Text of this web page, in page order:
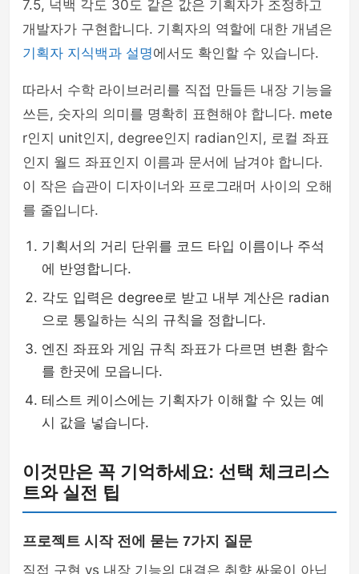
7.5, 넉백 각도 30도 같은 값은 기획자가 조정하고
개발자가 구현합니다. 기획자의 역할에 대한 개념은
기획자 지식백과 설명에서도 확인할 수 있습니다.
따라서 수학 라이브러리를 직접 만들든 내장 기능을
쓰든, 숫자의 의미를 명확히 표현해야 합니다. mete
r인지 unit인지, degree인지 radian인지, 로컬 좌표
인지 월드 좌표인지 이름과 문서에 남겨야 합니다.
이 작은 습관이 디자이너와 프로그래머 사이의 오해
를 줄입니다.
기획서의 거리 단위를 코드 타입 이름이나 주석
에 반영합니다.
각도 입력은 degree로 받고 내부 계산은 radian
으로 통일하는 식의 규칙을 정합니다.
엔진 좌표와 게임 규칙 좌표가 다르면 변환 함수
를 한곳에 모읍니다.
테스트 케이스에는 기획자가 이해할 수 있는 예
시 값을 넣습니다.
이것만은 꼭 기억하세요: 선택 체크리스
트와 실전 팁
프로젝트 시작 전에 묻는 7가지 질문
직접 구현 vs 내장 기능의 대결은 취향 싸움이 아닙